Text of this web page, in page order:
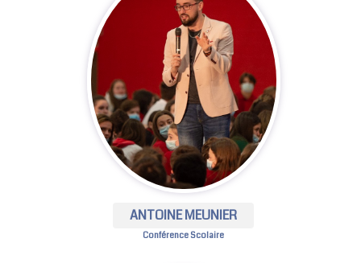
ANTOINE MEUNIER
Conférence Scolaire